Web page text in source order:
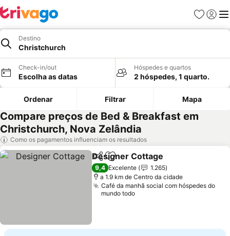
Favoritos
Iniciar
Destino
Christchurch
Check-in/out
Escolha as datas
Hóspedes e quartos
2 hóspedes, 1 quarto.
Ordenar Filtrar Mapa
Compare preços de Bed & Breakfast em
Christchurch, Nova Zelândia
Como os pagamentos influenciam os resultados
PartilharAdicionar aos favoritos
Designer Cottage
9,4 Excelente
1.265
a 1.9 km de Centro da cidade
Café da manhã social com hóspedes do
mundo todo